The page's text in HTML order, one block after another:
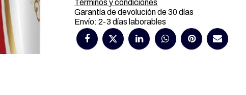
Términos y condiciones
Garantía de devolución de 30 días
Envío: 2-3 días laborables